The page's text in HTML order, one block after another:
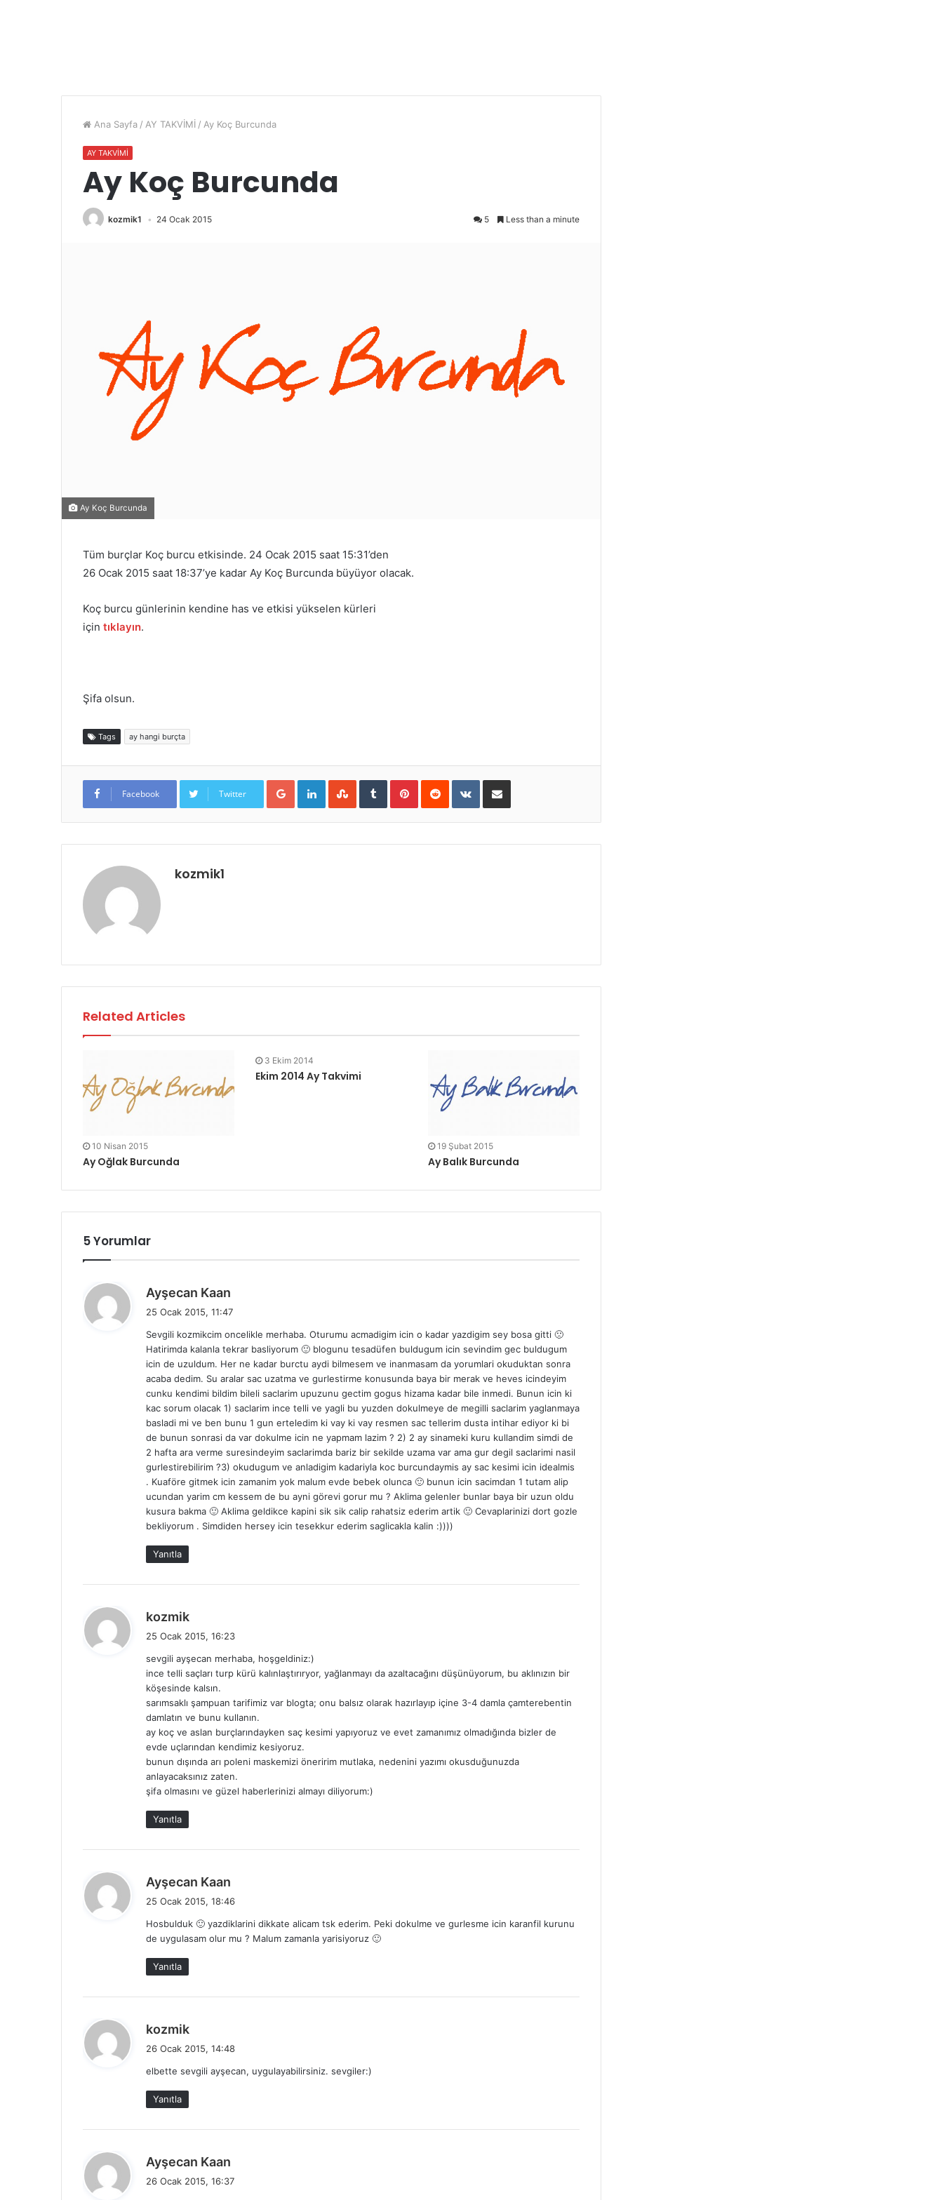
Ana Sayfa / AY TAKVİMİ / Ay Koç Burcunda
AY TAKVİMİ
Ay Koç Burcunda
kozmik1 24 Ocak 2015 5 Less than a minute
Ay Koç Burcunda
Tüm burçlar Koç burcu etkisinde. 24 Ocak 2015 saat 15:31’den
26 Ocak 2015 saat 18:37’ye kadar Ay Koç Burcunda büyüyor olacak.
Koç burcu günlerinin kendine has ve etkisi yükselen kürleri
için tıklayın.
Şifa olsun.
Tags ay hangi burçta
Facebook Twitter
Google+LinkedInStumbleUpon
TumblrPinterestReddit VKontakteE-Posta ile paylaş
kozmik1
Related Articles
10 Nisan 2015
Ay Oğlak Burcunda
3 Ekim 2014
Ekim 2014 Ay Takvimi
19 Şubat 2015
Ay Balık Burcunda
5 Yorumlar
Ayşecan Kaan
i
k
i
25 Ocak 2015, 11:47
Sevgili kozmikcim oncelikle merhaba. Oturumu acmadigim icin o kadar yazdigim sey bosa gitti 🙁
Hatirimda kalanla tekrar basliyorum 🙂 blogunu tesadüfen buldugum icin sevindim gec buldugum
icin de uzuldum. Her ne kadar burctu aydi bilmesem ve inanmasam da yorumlari okuduktan sonra
acaba dedim. Su aralar sac uzatma ve gurlestirme konusunda baya bir merak ve heves icindeyim
cunku kendimi bildim bileli saclarim upuzunu gectim gogus hizama kadar bile inmedi. Bunun icin ki
kac sorum olacak 1) saclarim ince telli ve yagli bu yuzden dokulmeye de megilli saclarim yaglanmaya
basladi mi ve ben bunu 1 gun erteledim ki vay ki vay resmen sac tellerim dusta intihar ediyor ki bi
de bunun sonrasi da var dokulme icin ne yapmam lazim ? 2) 2 ay sinameki kuru kullandim simdi de
2 hafta ara verme suresindeyim saclarimda bariz bir sekilde uzama var ama gur degil saclarimi nasil
gurlestirebilirim ?3) okudugum ve anladigim kadariyla koc burcundaymis ay sac kesimi icin idealmis
. Kuaföre gitmek icin zamanim yok malum evde bebek olunca 🙂 bunun icin sacimdan 1 tutam alip
ucundan yarim cm kessem de bu ayni görevi gorur mu ? Aklima gelenler bunlar baya bir uzun oldu
kusura bakma 🙂 Aklima geldikce kapini sik sik calip rahatsiz ederim artik 🙂 Cevaplarinizi dort gozle
bekliyorum . Simdiden hersey icin tesekkur ederim saglicakla kalin :))))
Yanıtla
kozmik
i
k
i
25 Ocak 2015, 16:23
sevgili ayşecan merhaba, hoşgeldiniz:)
ince telli saçları turp kürü kalınlaştırıryor, yağlanmayı da azaltacağını düşünüyorum, bu aklınızın bir
köşesinde kalsın.
sarımsaklı şampuan tarifimiz var blogta; onu balsız olarak hazırlayıp içine 3-4 damla çamterebentin
damlatın ve bunu kullanın.
ay koç ve aslan burçlarındayken saç kesimi yapıyoruz ve evet zamanımız olmadığında bizler de
evde uçlarından kendimiz kesiyoruz.
bunun dışında arı poleni maskemizi öneririm mutlaka, nedenini yazımı okusduğunuzda
anlayacaksınız zaten.
şifa olmasını ve güzel haberlerinizi almayı diliyorum:)
Yanıtla
Ayşecan Kaan
i
k
25 Ocak 2015, 18:46
Hosbulduk 🙂 yazdiklarini dikkate alicam tsk ederim. Peki dokulme ve gurlesme icin karanfil kurunu
de uygulasam olur mu ? Malum zamanla yarisiyoruz 🙂
Yanıtla
kozmik
i
26 Ocak 2015, 14:48
elbette sevgili ayşecan, uygulayabilirsiniz. sevgiler:)
Yanıtla
Ayşecan Kaan
26 Ocak 2015, 16:37